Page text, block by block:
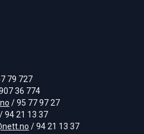
79 727
36 774
/ 95 77 97 27
/ 94 21 13 37
/ 94 21 13 37